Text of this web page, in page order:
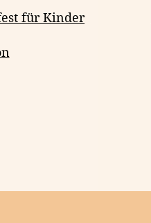
für Kinder